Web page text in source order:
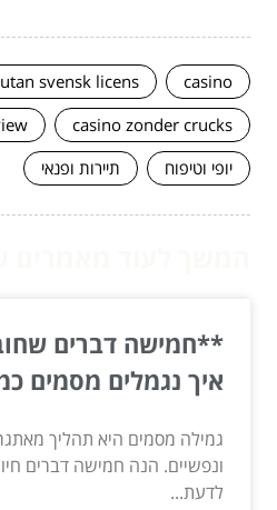
casino
svensk licens
casino zonder crucks
יופי וטיפוח
תיירות ופנאי
**חמישה דברים
איך נגמלים מסמים
גמילה מסמים היא תהליך
ונפשיים. הנה חמישה דברים
לדעת...